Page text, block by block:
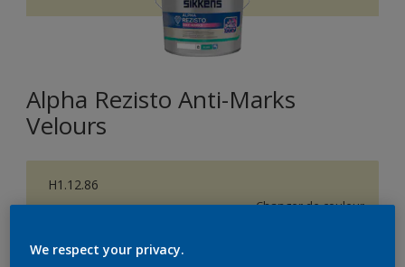
Alpha Rezisto Anti-Marks
Velours
H1.12.86
Changer de couleur
Format
We respect your privacy.